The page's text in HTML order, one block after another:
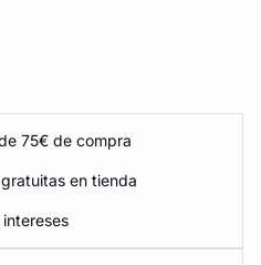
75€ de compra
en tienda